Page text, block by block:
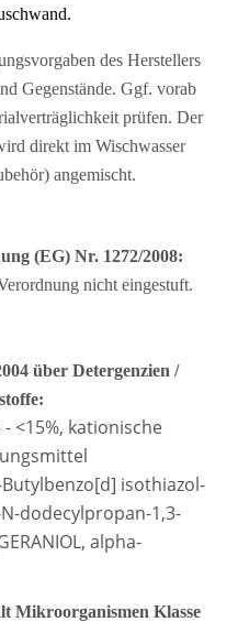
des Herstellers
Gegenstände. Ggf. vorab
prüfen. Der
direkt im Wischwasser
angemischt.
(EG) Nr. 1272/2008:
nicht eingestuft.
über Detergenzien /
<15%, kationische
Butylbenzo[d] isothiazol-
dodecylpropan-1,3-
alpha-
Mikroorganismen Klasse